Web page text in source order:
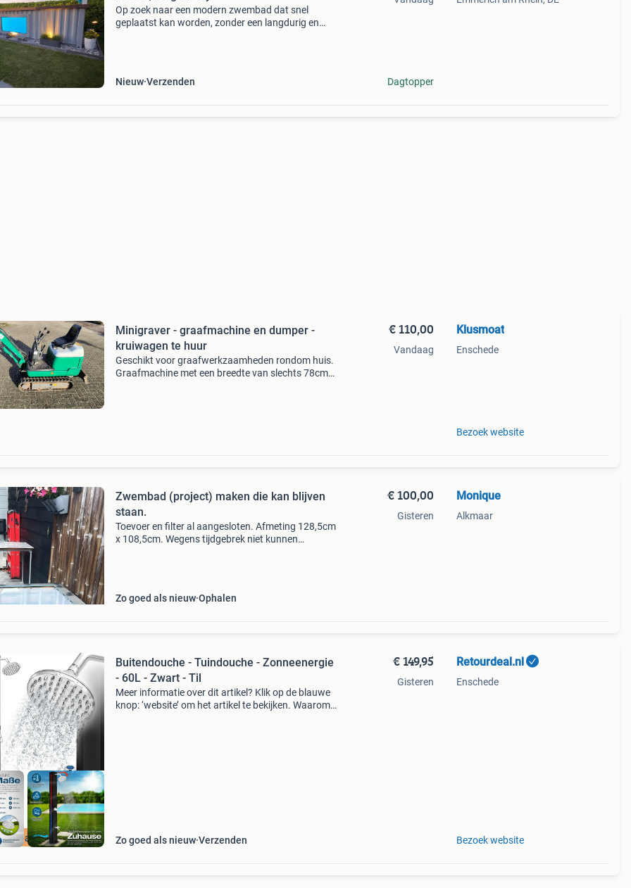
Op zoek naar een modern zwembad dat snel
geplaatst kan worden, zonder een langdurig en
Nieuw Verzenden Dagtopper
Minigraver - graafmachine en dumper -
kruiwagen te huur
Geschikt voor graafwerkzaamheden rondom huis.
Graafmachine met een breedte van slechts 78cm
€ 110,00
Vandaag
Klusmoat
Enschede
Bezoek website
Zwembad (project) maken die kan blijven
staan.
Toevoer en filter al aangesloten. Afmeting 128,5cm
x 108,5cm. Wegens tijdgebrek niet kunnen
Zo goed als nieuw Ophalen
€ 100,00
Gisteren
Monique
Alkmaar
Korting
Buitendouche - Tuindouche - Zonneenergie
- 60L - Zwart - Til
Meer informatie over dit artikel? Klik op de blauwe
knop: ‘website’ om het artikel te bekijken. Waarom
Zo goed als nieuw Verzenden
€ 149,95
Gisteren
Retourdeal.nl
Enschede
Bezoek website